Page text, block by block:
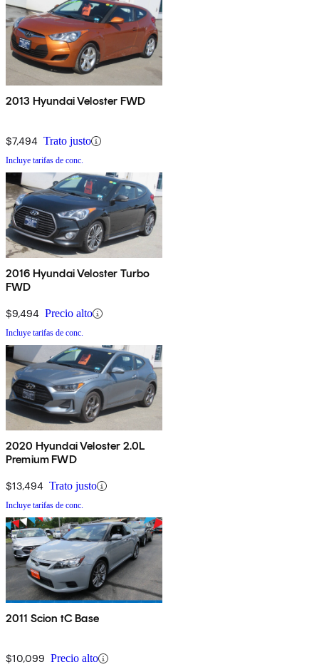
2013 Hyundai Veloster FWD
$7,494 Trato justo
Incluye tarifas de conc.
2016 Hyundai Veloster Turbo
FWD
$9,494 Precio alto
Incluye tarifas de conc.
2020 Hyundai Veloster 2.0L
Premium FWD
$13,494 Trato justo
Incluye tarifas de conc.
2011 Scion tC Base
$10,099 Precio alto